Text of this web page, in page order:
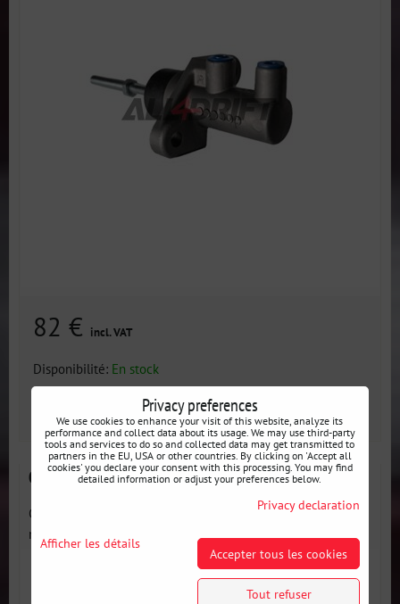
82 € incl. VAT
Disponibilité: En stock
AJOUTER AU PANIER
Cylindre de frein compact OBP 0.625 type MINI
Cylindre de frein de marque OBP. Qualité supérieure et
nouvelle...
Privacy preferences
We use cookies to enhance your visit of this website, analyze its
performance and collect data about its usage. We may use third-party
tools and services to do so and collected data may get transmitted to
partners in the EU, USA or other countries. By clicking on 'Accept all
cookies' you declare your consent with this processing. You may find
detailed information or adjust your preferences below.
Privacy declaration
Afficher les détails
Accepter tous les cookies
Tout refuser